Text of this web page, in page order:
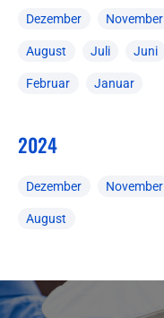
Dezember November
August Juli Juni
Februar Januar
2024
Dezember November
August